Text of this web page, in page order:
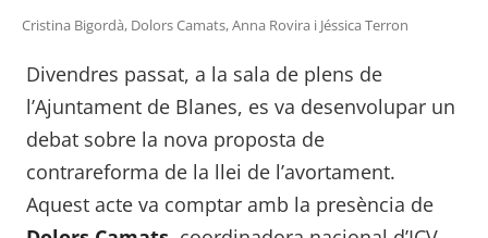
Cristina Bigordà, Dolors Camats, Anna Rovira i Jéssica Terron
Divendres passat, a la sala de plens de
l’Ajuntament de Blanes, es va desenvolupar un
debat sobre la nova proposta de
contrareforma de la llei de l’avortament.
Aquest acte va comptar amb la presència de